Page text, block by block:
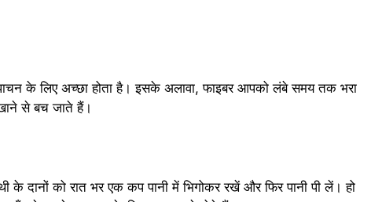
के लिए अच्छा होता है। इसके अलावा, फाइबर आपको लंबे समय तक भरा
से बच जाते हैं।
दानों को रात भर एक कप पानी में भिगोकर रखें और फिर पानी पी लें। हो